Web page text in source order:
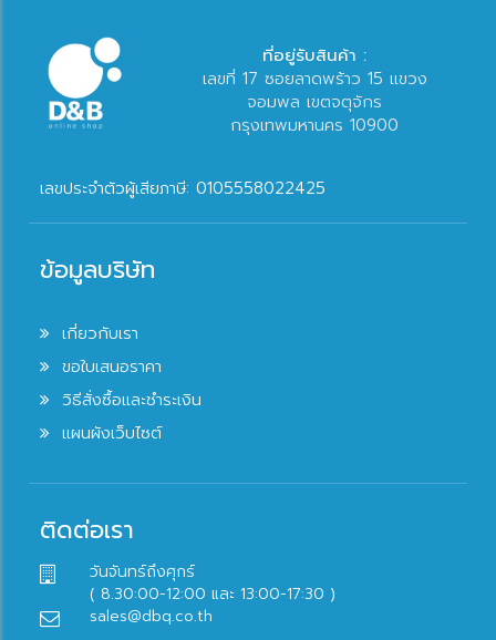
ที่อยู่รับสินค้า :
เลขที่ 17 ซอยลาดพร้าว 15 แขวง
จอมพล เขตจตุจักร
กรุงเทพมหานคร 10900
เลขประจำตัวผู้เสียภาษี: 0105558022425
ข้อมูลบริษัท
เกี่ยวกับเรา
ขอใบเสนอราคา
วิธีสั่งซื้อและชำระเงิน
แผนผังเว็บไซต์
ติดต่อเรา
วันจันทร์ถึงศุกร์
( 8.30:00-12:00 และ 13:00-17:30 )
sales@dbq.co.th